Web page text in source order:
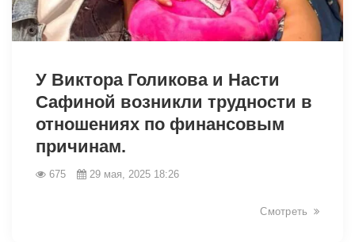
У Виктора Голикова и Насти
Сафиной возникли трудности в
отношениях по финансовым
причинам.
675 29 мая, 2025 18:26
Смотреть